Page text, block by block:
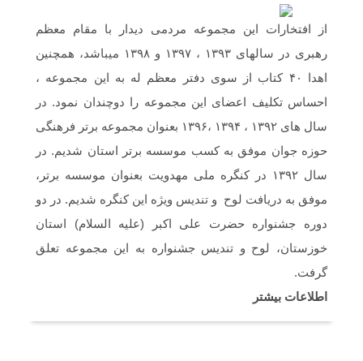
از افتخارات این مجموعه مردمی دیدار با مقام معظم
رهبری در سالهای ۱۳۹۳ ، ۱۳۹۷ و ۱۳۹۸ میباشد، همچنین
اهدا ۴۰ کتاب از سوی دفتر معظم له به این مجموعه ،
احساس تکلیف اعضای این مجموعه را دوچندان نمود. در
سال های ۱۳۹۲ ، ۱۳۹۴ ،۱۳۹۶ بعنوان مجموعه برتر فرهنگی
حوزه جوان موفق به کسب موسسه برتر استان شدیم. در
سال ۱۳۹۲ در کنگره ملی مهدویت بعنوان موسسه برتر،
موفق به دریافت لوح و تندیس ویژه این کنگره شدیم. در دو
دوره جشنواره حضرت علی اکبر (علیه السلام) استان
خوزستان، لوح و تندیس جشنواره به این مجموعه تعلق
گرفت.
اطلاعات بیشتر